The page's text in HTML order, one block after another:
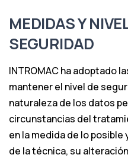
MEDIDAS Y
SEGURIDAD
INTROMAC ha adoptado
mantener el nivel de
naturaleza de los datos
circunstancias del
en la medida de lo
de la técnica, su